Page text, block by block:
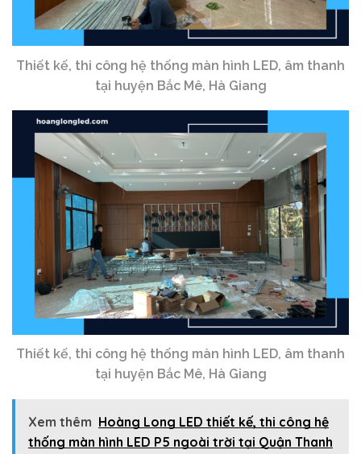
Thiết kế, thi công hệ thống màn hình LED, âm thanh
tại huyện Bắc Mê, Hà Giang
Thiết kế, thi công hệ thống màn hình LED, âm thanh
tại huyện Bắc Mê, Hà Giang
Xem thêm Hoàng Long LED thiết kế, thi công hệ
thống màn hình LED P5 ngoài trời tại Quận Thanh